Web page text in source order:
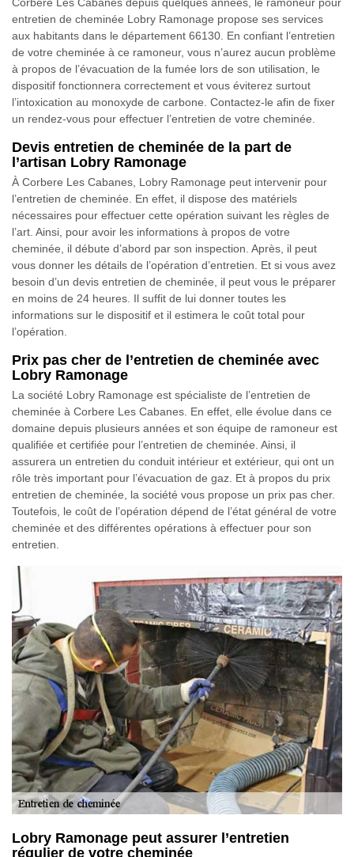
Corbere Les Cabanes depuis quelques années, le ramoneur pour
entretien de cheminée Lobry Ramonage propose ses services
aux habitants dans le département 66130. En confiant l’entretien
de votre cheminée à ce ramoneur, vous n’aurez aucun problème
à propos de l’évacuation de la fumée lors de son utilisation, le
dispositif fonctionnera correctement et vous éviterez surtout
l’intoxication au monoxyde de carbone. Contactez-le afin de fixer
un rendez-vous pour effectuer l’entretien de votre cheminée.
Devis entretien de cheminée de la part de
l’artisan Lobry Ramonage
À Corbere Les Cabanes, Lobry Ramonage peut intervenir pour
l’entretien de cheminée. En effet, il dispose des matériels
nécessaires pour effectuer cette opération suivant les règles de
l’art. Ainsi, pour avoir les informations à propos de votre
cheminée, il débute d’abord par son inspection. Après, il peut
vous donner les détails de l’opération d’entretien. Et si vous avez
besoin d’un devis entretien de cheminée, il peut vous le préparer
en moins de 24 heures. Il suffit de lui donner toutes les
informations sur le dispositif et il estimera le coût total pour
l’opération.
Prix pas cher de l’entretien de cheminée avec
Lobry Ramonage
La société Lobry Ramonage est spécialiste de l’entretien de
cheminée à Corbere Les Cabanes. En effet, elle évolue dans ce
domaine depuis plusieurs années et son équipe de ramoneur est
qualifiée et certifiée pour l’entretien de cheminée. Ainsi, il
assurera un entretien du conduit intérieur et extérieur, qui ont un
rôle très important pour l’évacuation de gaz. Et à propos du prix
entretien de cheminée, la société vous propose un prix pas cher.
Toutefois, le coût de l’opération dépend de l’état général de votre
cheminée et des différentes opérations à effectuer pour son
entretien.
Lobry Ramonage peut assurer l’entretien
régulier de votre cheminée